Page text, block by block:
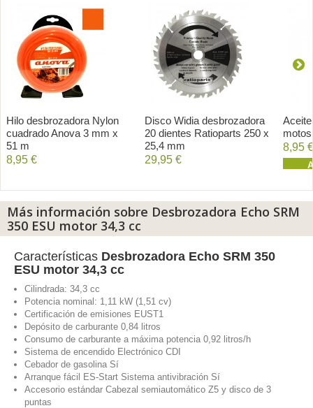
Hilo desbrozadora Nylon
cuadrado Anova 3 mm x
51 m
8,95 €
Disco Widia desbrozadora
20 dientes Ratioparts 250 x
25,4 mm
29,95 €
8,95 €
Más información sobre Desbrozadora Echo SRM
350 ESU motor 34,3 cc
Características Desbrozadora Echo SRM 350
ESU motor 34,3 cc
Cilindrada: 34,3 cc
Potencia nominal: 1,11 kW (1,51 cv)
Certificación de emisiones EUST1
Depósito de carburante 0,84 litros
Consumo de carburante a máxima potencia 0,92 litros/h
Sistema de encendido Electrónico CDI
Cebador de gasolina Sí
Arranque fácil ES-Start Sistema antivibración Sí
Accesorio estándar Cabezal semiautomático Z5 y disco de 3
puntas